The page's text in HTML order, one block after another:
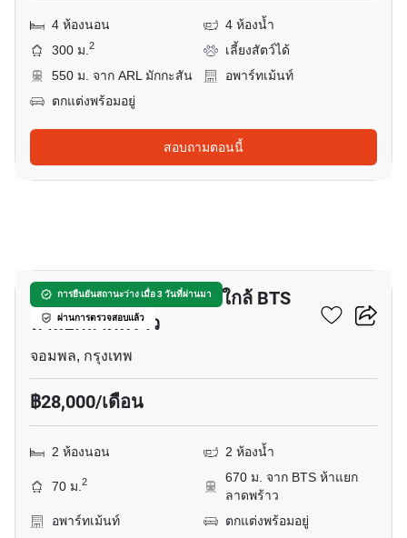
4 ห้องนอน
4 ห้องน้ำ
300 ม.2
เลี้ยงสัตว์ได้
550 ม. จาก ARL มักกะสัน
อพาร์ทเม้นท์
ตกแต่งพร้อมอยู่
สอบถามตอนนี้
การยืนยันสถานะว่าง เมื่อ 3 วันที่ผ่านมา
ผ่านการตรวจสอบแล้ว
อพาร์ทเมนต์ 2-ห้องนอน ใกล้ BTS
ห้าแยกลาดพร้าว
จอมพล, กรุงเทพ
฿28,000/เดือน
2 ห้องนอน 2 ห้องน้ำ
70 ม.2
670 ม. จาก BTS ห้าแยก
ลาดพร้าว
อพาร์ทเม้นท์
ตกแต่งพร้อมอยู่